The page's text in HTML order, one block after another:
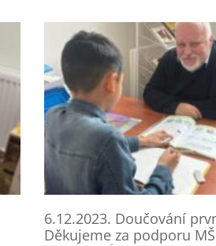
6.12.2023. Doučování
Děkujeme za podporu